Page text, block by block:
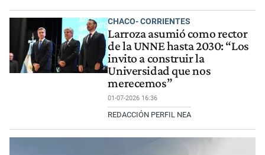
CHACO- CORRIENTES
Larroza asumió como rector
de la UNNE hasta 2030: “Los
invito a construir la
Universidad que nos
merecemos”
01-07-2026 16:36
REDACCIÓN PERFIL NEA